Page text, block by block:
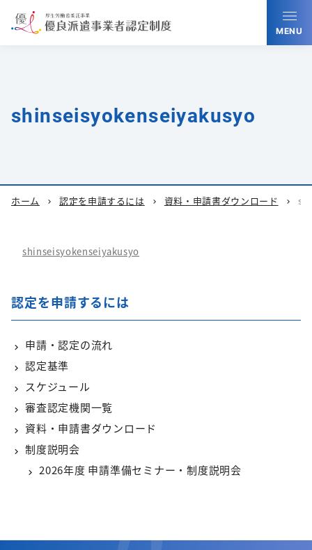
MENU
shinseisyokenseiyakusyo
ホーム chevron_right 認定を申請するには chevron_right 資料・申請書ダウンロード chevron_right
shinseisyokenseiyakusyo
認定を申請するには
申請・認定の流れ
認定基準
スケジュール
審査認定機関一覧
資料・申請書ダウンロード
制度説明会
2026年度 申請準備セミナー・制度説明会